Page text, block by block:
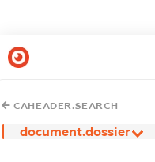
CAHEADER.SEARCH
document.dossier